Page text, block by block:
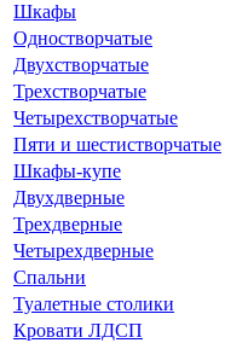
Шкафы
Одностворчатые
Двухстворчатые
Трехстворчатые
Четырехстворчатые
Пяти и шестистворчатые
Шкафы-купе
Двухдверные
Трехдверные
Четырехдверные
Спальни
Туалетные столики
Кровати ЛДСП